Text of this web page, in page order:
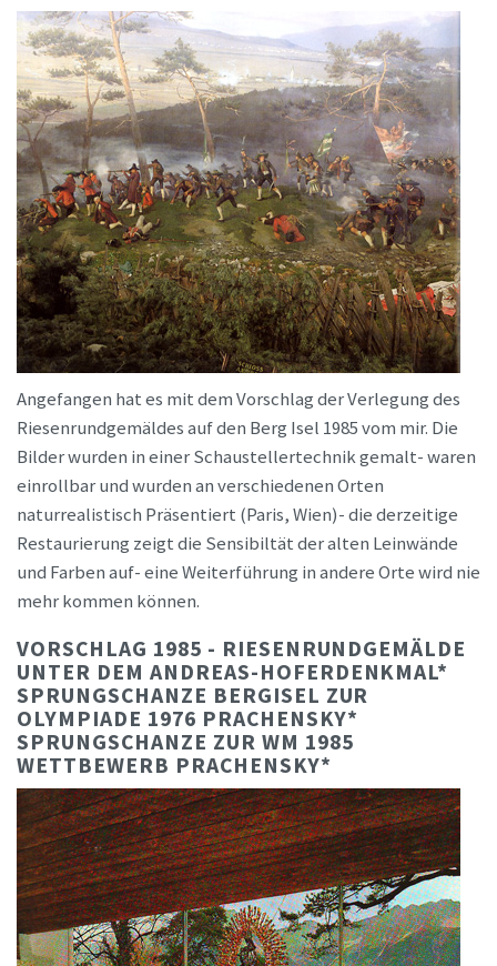
Angefangen hat es mit dem Vorschlag der Verlegung des
Riesenrundgemäldes auf den Berg Isel 1985 vom mir. Die
Bilder wurden in einer Schaustellertechnik gemalt- waren
einrollbar und wurden an verschiedenen Orten
naturrealistisch Präsentiert (Paris, Wien)- die derzeitige
Restaurierung zeigt die Sensibiltät der alten Leinwände
und Farben auf- eine Weiterführung in andere Orte wird nie
mehr kommen können.
VORSCHLAG 1985 - RIESENRUNDGEMÄLDE
UNTER DEM ANDREAS-HOFERDENKMAL*
SPRUNGSCHANZE BERGISEL ZUR
OLYMPIADE 1976 PRACHENSKY*
SPRUNGSCHANZE ZUR WM 1985
WETTBEWERB PRACHENSKY*